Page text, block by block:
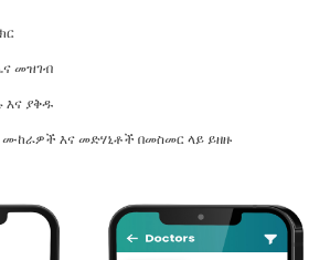
መዝገብ
ያቅዱ
እና መድሃኒቶች በመስመር ላይ ይዘዙ